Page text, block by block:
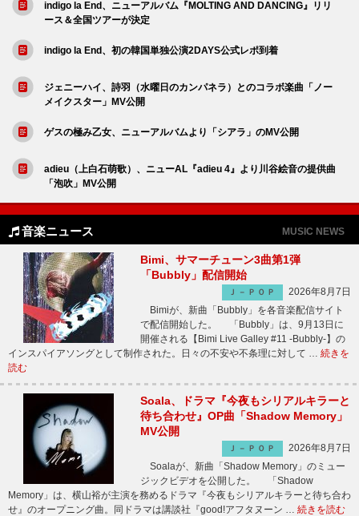
indigo la End、ニューアルバム『MOLTING AND DANCING』リリ
ース＆全国ツアーが決定
indigo la End、初の韓国単独公演2DAYS公式レポ到着
ジェニーハイ、詩羽（水曜日のカンパネラ）とのコラボ楽曲「ノー
メイクスター」MV公開
ゲスの極み乙女、ニューアルバムより「シアラ」のMV公開
adieu（上白石萌歌）、ニューAL『adieu 4』より川谷絵音の提供曲
「泡吹」MV公開
音楽ニュース MUSIC NEWS
Bimi、サマーチューン3曲第1弾
「Bubbly」配信開始
Ｊ－ＰＯＰ
2026年8月7日
Bimiが、新曲「Bubbly」を各音楽配信サイト
で配信開始した。 「Bubbly」は、9月13日に
開催される【Bimi Live Galley #11 -Bubbly-】の
インスパイアソングとして制作された。日々の不安や不条理に対して … 続きを
読む
Soala、ドラマ『今夜もシリアルキラーと
待ち合わせ』OP曲「Shadow Memory」
MV公開
Ｊ－ＰＯＰ
2026年8月7日
Soalaが、新曲「Shadow Memory」のミュー
ジックビデオを公開した。 「Shadow
Memory」は、横山裕が主演を務めるドラマ『今夜もシリアルキラーと待ち合わ
せ』のオープニング曲。同ドラマは講談社『good!アフタヌーン … 続きを読む